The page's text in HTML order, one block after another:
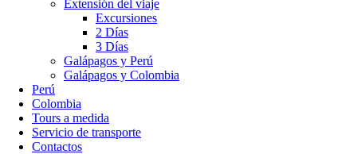
Extensión del viaje
Excursiones
2 Días
3 Días
Galápagos y Perú
Galápagos y Colombia
Perú
Colombia
Tours a medida
Servicio de transporte
Contactos